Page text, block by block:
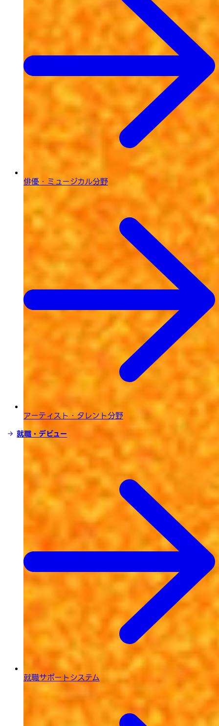
俳優・ミュージカル分野
アーティスト・タレント分野
就職・デビュー
就職サポートシステム